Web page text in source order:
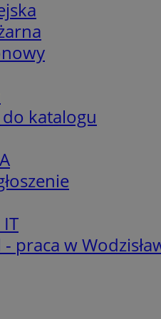
katalogu
praca w